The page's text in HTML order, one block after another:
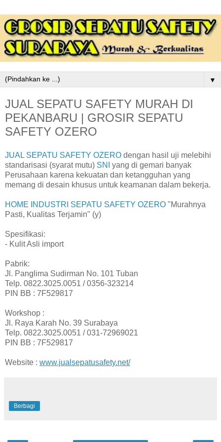
▼
JUAL SEPATU SAFETY MURAH DI
PEKANBARU | GROSIR SEPATU
SAFETY OZERO
JUAL SEPATU SAFETY OZERO dengan hasil uji melebihi
standarisasi (syarat mutu) SNI
yang di gemari banyak
Perusahaan karena kekuatan dan ketangguhan yang
memang di desain khusus untuk keamanan dalam bekerja.
HOME INDUSTRI SEPATU SAFETY OZERO "Murahnya
Pasti, Kualitas Terjamin" (y)
Spesifikasi:
- Kulit Asli import
Pabrik:
Jl. Panglima Sudirman No. 101 Tuban
Telp. 0822.3025.0051 / 0356-323214
PIN BB : 7F529817
Workshop :
Jl. Raya Karah No. 39 Surabaya
Telp. 0822.3025.0051 / 031-72969021
PIN BB : 7F529817
Website : www.jualsepatusafety.net/
Berbagi